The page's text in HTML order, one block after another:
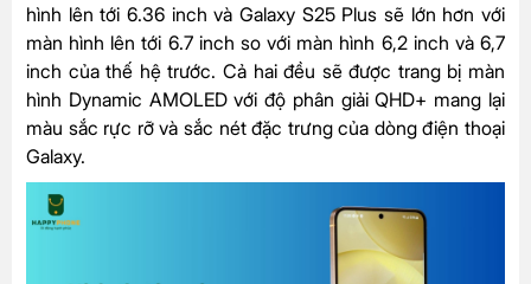
hình lên tới 6.36 inch và Galaxy S25 Plus sẽ lớn hơn với
màn hình lên tới 6.7 inch so với màn hình 6,2 inch và 6,7
inch của thế hệ trước. Cả hai đều sẽ được trang bị màn
hình Dynamic AMOLED với độ phân giải QHD+ mang lại
màu sắc rực rỡ và sắc nét đặc trưng của dòng điện thoại
Galaxy.